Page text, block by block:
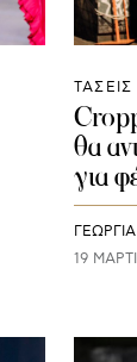
ΤΑΣΕΙΣ
θα
για
19